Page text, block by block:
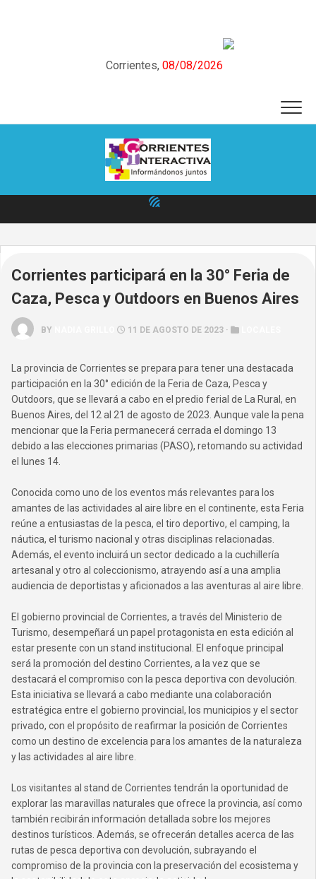
Corrientes, 08/08/2026
Corrientes participará en la 30° Feria de
Caza, Pesca y Outdoors en Buenos Aires
BY 11 DE AGOSTO DE 2023 ·
La provincia de Corrientes se prepara para tener una destacada
participación en la 30° edición de la Feria de Caza, Pesca y
Outdoors, que se llevará a cabo en el predio ferial de La Rural, en
Buenos Aires, del 12 al 21 de agosto de 2023. Aunque vale la pena
mencionar que la Feria permanecerá cerrada el domingo 13
debido a las elecciones primarias (PASO), retomando su actividad
el lunes 14.
Conocida como uno de los eventos más relevantes para los
amantes de las actividades al aire libre en el continente, esta Feria
reúne a entusiastas de la pesca, el tiro deportivo, el camping, la
náutica, el turismo nacional y otras disciplinas relacionadas.
Además, el evento incluirá un sector dedicado a la cuchillería
artesanal y otro al coleccionismo, atrayendo así a una amplia
audiencia de deportistas y aficionados a las aventuras al aire libre.
El gobierno provincial de Corrientes, a través del Ministerio de
Turismo, desempeñará un papel protagonista en esta edición al
estar presente con un stand institucional. El enfoque principal
será la promoción del destino Corrientes, a la vez que se
destacará el compromiso con la pesca deportiva con devolución.
Esta iniciativa se llevará a cabo mediante una colaboración
estratégica entre el gobierno provincial, los municipios y el sector
privado, con el propósito de reafirmar la posición de Corrientes
como un destino de excelencia para los amantes de la naturaleza
y las actividades al aire libre.
Los visitantes al stand de Corrientes tendrán la oportunidad de
explorar las maravillas naturales que ofrece la provincia, así como
también recibirán información detallada sobre los mejores
destinos turísticos. Además, se ofrecerán detalles acerca de las
rutas de pesca deportiva con devolución, subrayando el
compromiso de la provincia con la preservación del ecosistema y